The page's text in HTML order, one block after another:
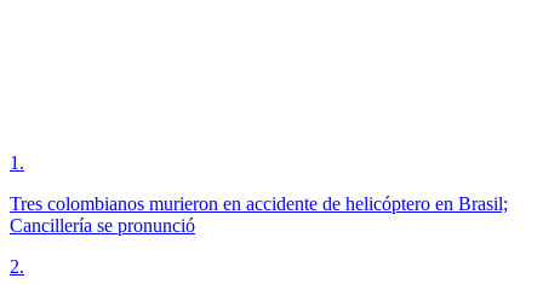
1 .
Tres colombianos murieron en accidente de helicóptero en Brasil;
Cancillería se pronunció
2.